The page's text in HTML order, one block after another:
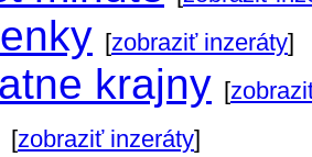
[zobraziť inzeráty]
krajny [
[zobraziť inzeráty]